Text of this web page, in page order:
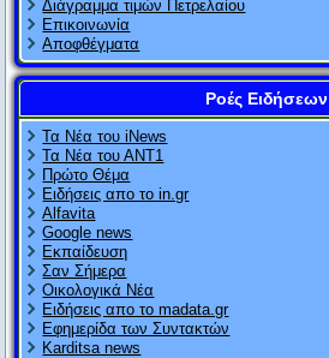
Διάγραμμα τιμών Πετρελαίου
Επικοινωνία
Αποφθέγματα
Ροές Ειδήσεων
Τα Νέα του iNews
Τα Νέα του ΑΝΤ1
Πρώτο Θέμα
Ειδήσεις απο το in.gr
Alfavita
Google news
Εκπαίδευση
Σαν Σήμερα
Οικολογικά Νέα
Ειδήσεις απο το madata.gr
Εφημερίδα των Συντακτών
Karditsa news